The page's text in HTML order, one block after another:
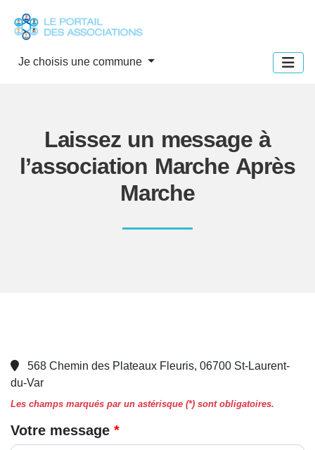
Je choisis une commune
Laissez un message à
l’association Marche Après
Marche
568 Chemin des Plateaux Fleuris, 06700 St-Laurent-
du-Var
Les champs marqués par un astérisque (*) sont obligatoires.
Votre message